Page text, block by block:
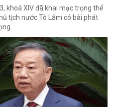
khoá XIV đã khai mạc trọng thể
tịch nước Tô Lâm có bài phát